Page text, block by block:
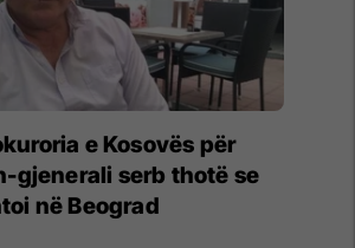
e Kosovës për
gjenerali serb thotë se
në Beograd